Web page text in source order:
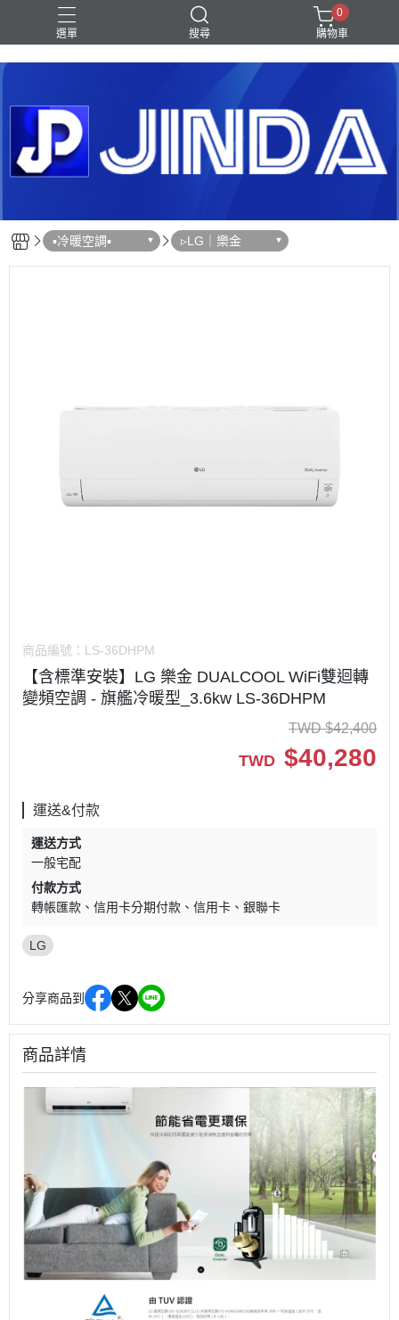
選單 搜尋
Shark｜Ninja 滾筒洗衣機 除濕機 電視
0
購物車
▪︎冷暖空調▪︎ ▹LG｜樂金
商品編號： LS-36DHPM
【含標準安裝】LG 樂金 DUALCOOL WiFi雙迴轉
變頻空調 - 旗艦冷暖型_3.6kw LS-36DHPM
TWD $42,400
TWD $40,280
運送&付款
運送方式
一般宅配
付款方式
轉帳匯款
信用卡分期付款 信用卡 銀聯卡
LG
分享商品到
商品詳情